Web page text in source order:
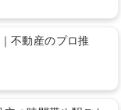
不動産のプロ推